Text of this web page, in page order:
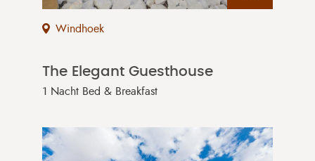
Windhoek
The Elegant Guesthouse
1 Nacht Bed & Breakfast